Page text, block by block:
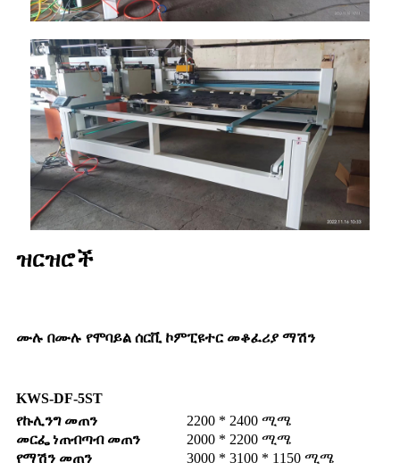
ዝርዝሮች
ሙሉ በሙሉ የሞባይል ሰርቪ ኮምፒዩተር መቆፈሪያ ማሽን
KWS-DF-5ST
የኩሊንግ መጠን
2200 * 2400 ሚሜ
መርፌ ነጠብጣብ መጠን
2000 * 2200 ሚሜ
የማሽን መጠን
3000 * 3100 * 1150 ሚሜ